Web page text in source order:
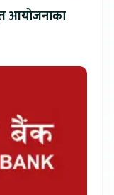
आयोजनाका